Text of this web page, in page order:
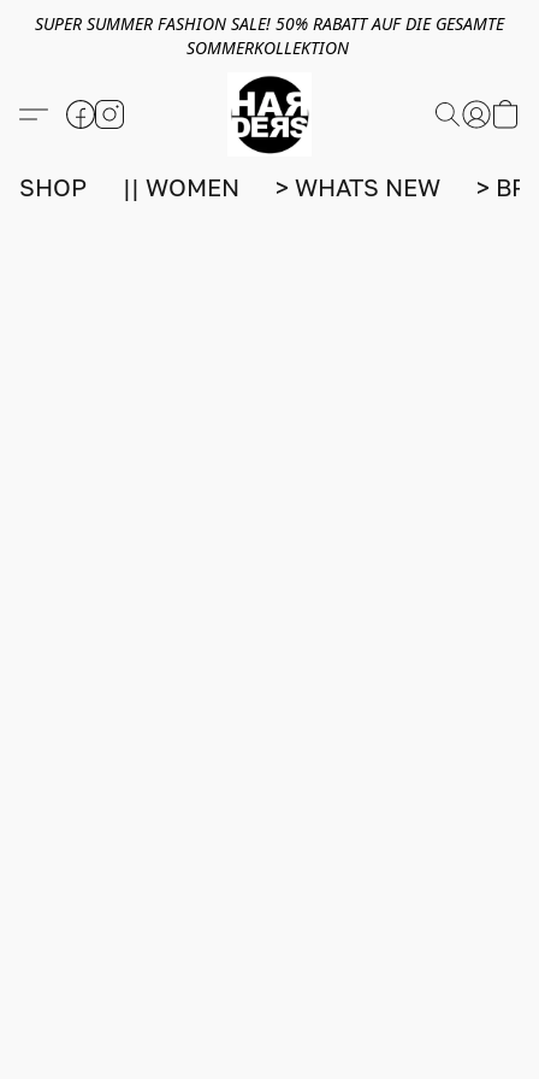
SUPER SUMMER FASHION SALE! 50% RABATT AUF DIE GESAMTE
SOMMERKOLLEKTION
SHOP || WOMEN > WHATS NEW >